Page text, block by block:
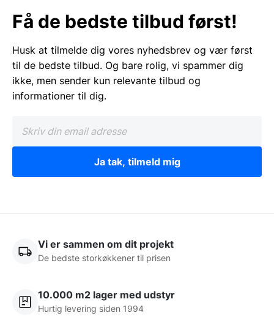
Få de bedste tilbud først!
Husk at tilmelde dig vores nyhedsbrev og vær først
til de bedste tilbud. Og bare rolig, vi spammer dig
ikke, men sender kun relevante tilbud og
informationer til dig.
Ja tak, tilmeld mig
Vi er sammen om dit projekt
De bedste storkøkkener til prisen
10.000 m2 lager med udstyr
Hurtig levering siden 1994